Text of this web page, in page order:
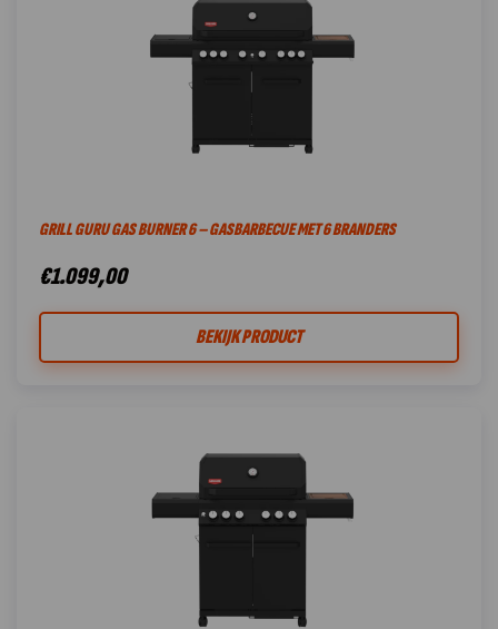
GRILL GURU GAS BURNER 6 – GASBARBECUE MET 6 BRANDERS
€1.099,00
BEKIJK PRODUCT